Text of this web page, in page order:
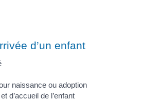
d’un enfant
naissance ou adoption
d’accueil de l’enfant